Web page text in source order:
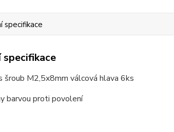
specifikace
šroub M2,5x8mm válcová hlava 6ks
barvou proti povolení